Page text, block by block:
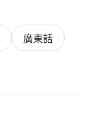
廣東話